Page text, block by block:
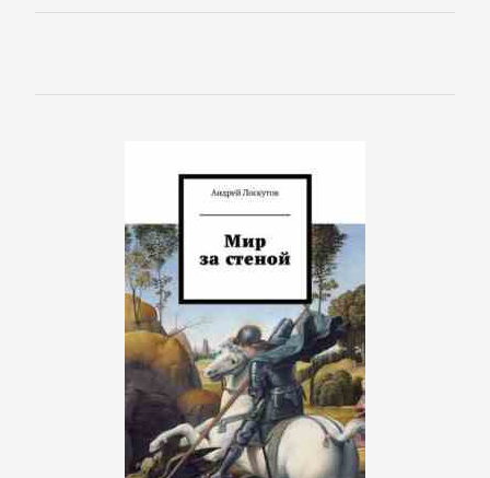
детективы
Исторические
Классические
детективы
детектив
Политические
детективы